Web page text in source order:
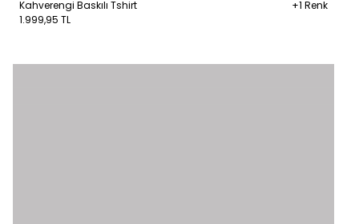
Kahverengi Baskılı Tshirt
+1 Renk
1.999,95 TL